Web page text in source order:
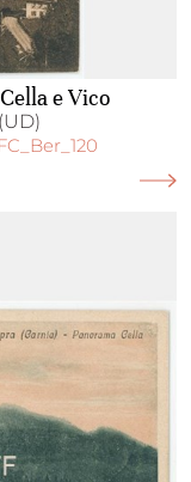
e Vico